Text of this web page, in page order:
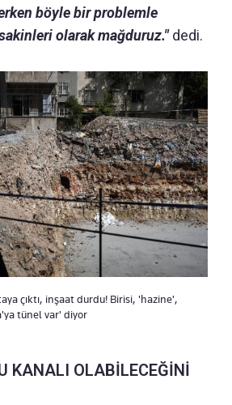
böyle bir problemle
olarak mağduruz."dedi.
çıktı, inşaat durdu! Birisi, 'hazine',
tünel var' diyor
KANALI OLABİLECEĞİNİ